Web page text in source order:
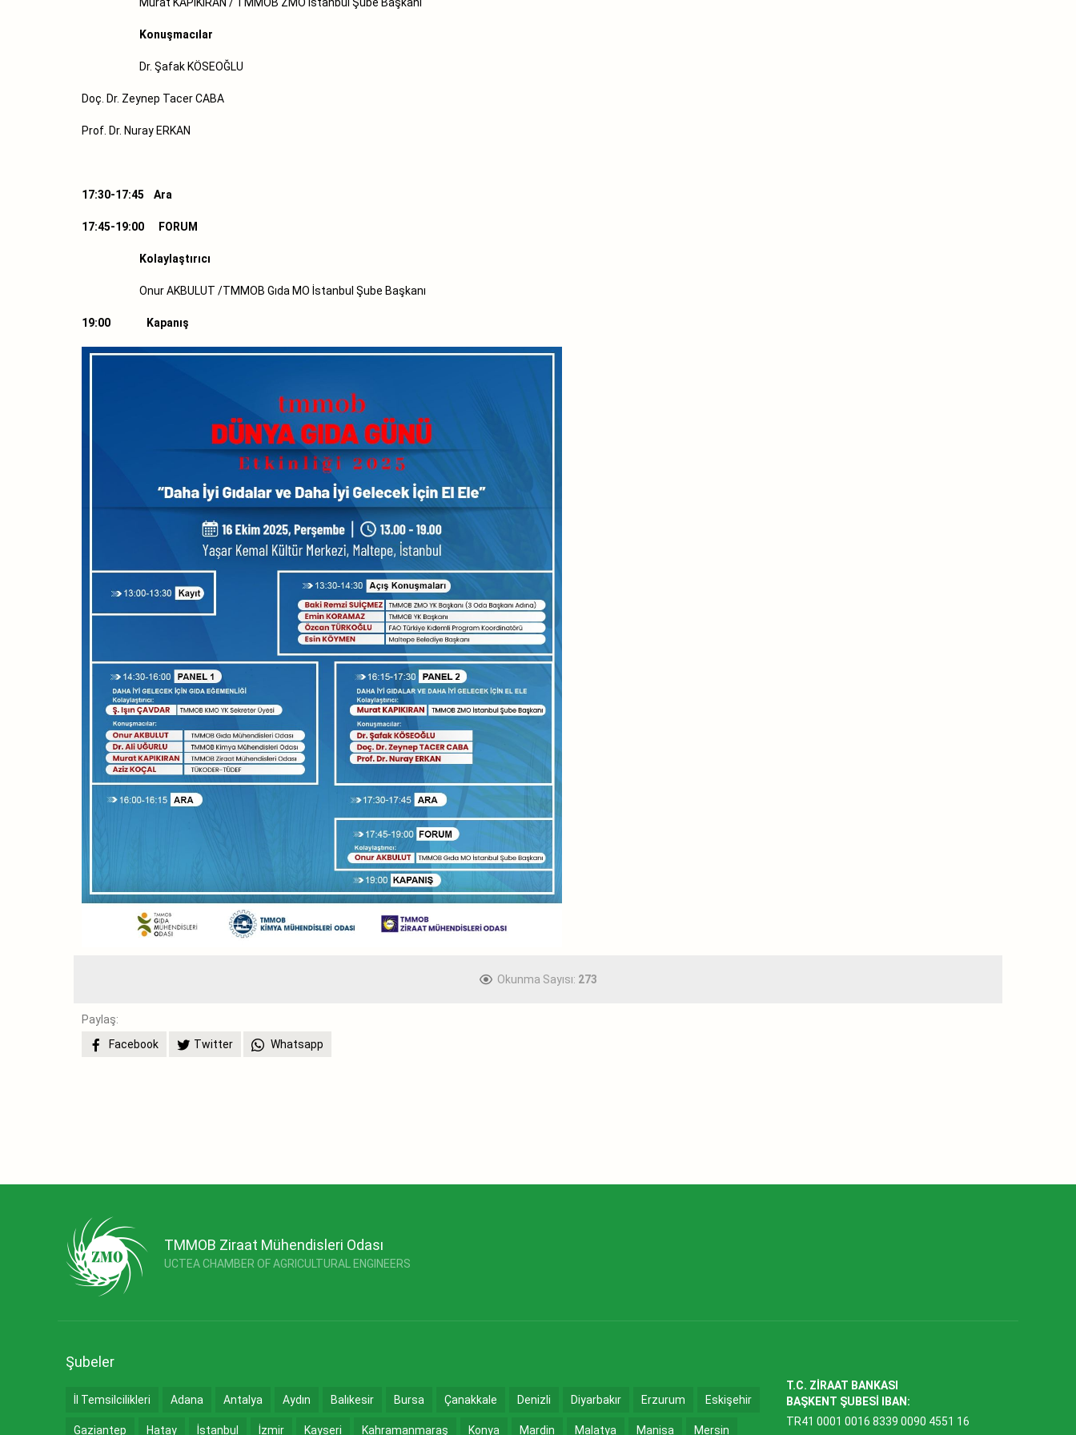
Konuşmacılar
Dr. Şafak KÖSEOĞLU
Doç. Dr. Zeynep Tacer CABA
Prof. Dr. Nuray ERKAN
17:30-17:45 Ara
17:45-19:00 FORUM
Kolaylaştırıcı
Onur AKBULUT /TMMOB Gıda MO İstanbul Şube Başkanı
19:00 Kapanış
Okunma Sayısı: 273
Paylaş:
Facebook
Twitter Whatsapp
TMMOB Ziraat Mühendisleri Odası
UCTEA CHAMBER OF AGRICULTURAL ENGINEERS
Şubeler
İl Temsilcilikleri Adana Antalya Aydın Balıkesir Bursa Çanakkale Denizli Diyarbakır Erzurum Eskişehir
Gaziantep Hatay İstanbul İzmir Kayseri Kahramanmaraş Konya Mardin Malatya Manisa Mersin
T.C. ZİRAAT BANKASI
BAŞKENT ŞUBESİ IBAN:
TR41 0001 0016 8339 0090 4551 16